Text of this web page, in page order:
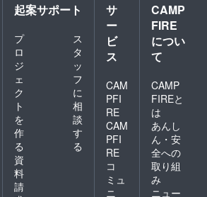
起案サポート
プ
ロ
ジ
ェ
ク
ト
を
作
る
ス
タ
ッ
フ
に
相
談
す
る
資
料
請
サ
ー
ビ
ス
CAM
PFI
RE
CAM
PFI
RE
コ
ミュ
ニ
CAMP
FIRE
につい
て
CAMP
FIREと
は
あんし
ん・安
全への
取り組
み
ニュー